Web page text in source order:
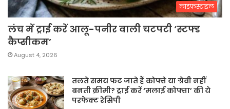
लाइफस्टाइल
लंच में ट्राई करें आलू-पनीर वाली चटपटी ‘स्टफ्ड
कैप्सीकम’
August 4, 2026
तलते समय फट जाते हैं कोफ्ते या ग्रेवी नहीं
बनती क्रीमी? ट्राई करें ‘मलाई कोफ्ता’ की ये
परफेक्ट रेसिपी